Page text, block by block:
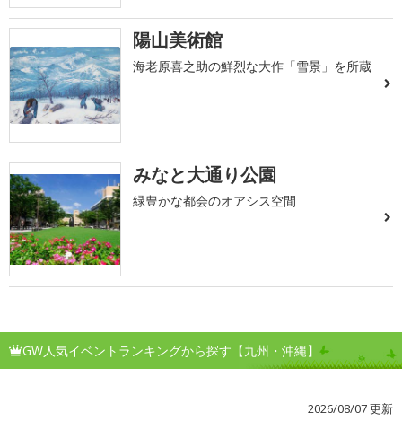
陽山美術館
海老原喜之助の鮮烈な大作「雪景」を所蔵
みなと大通り公園
緑豊かな都会のオアシス空間
GW人気イベントランキングから探す【九州・沖縄】
2026/08/07 更新